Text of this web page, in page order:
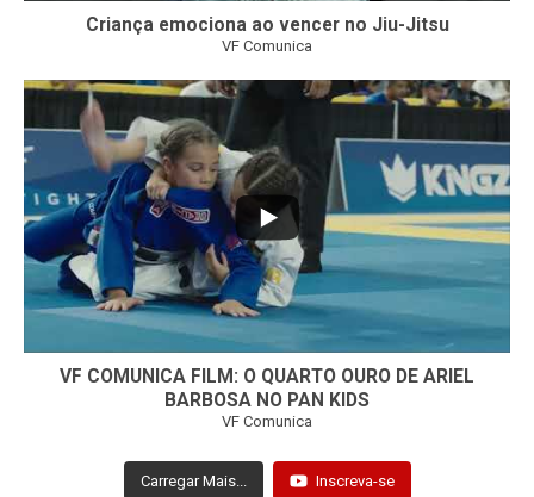
Criança emociona ao vencer no Jiu-Jitsu
VF Comunica
...
VF COMUNICA FILM: O QUARTO OURO DE ARIEL
BARBOSA NO PAN KIDS
VF Comunica
Carregar Mais... Inscreva-se